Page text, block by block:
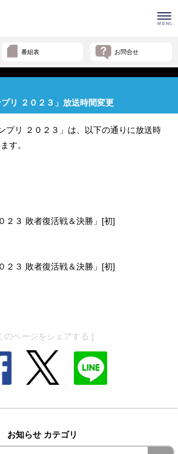
番組表 お問合せ
リ ２０２３」放送時間変更
プリ ２０２３」は、以下の通りに放送時
す。
２３ 敗者復活戦＆決勝」[初]
２３ 敗者復活戦＆決勝」[初]
のページをシェアする ]
お知らせ カテゴリ